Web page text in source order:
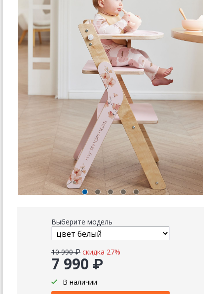
Выберите модель
7 990 ₽
10 990 ₽ скидка 27%
В наличии